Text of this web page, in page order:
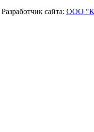
Разработчик сайта: ООО